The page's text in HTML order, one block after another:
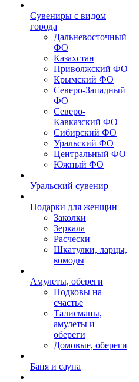
Сувениры с видом
города
Дальневосточный
ФО
Казахстан
Приволжский ФО
Крымский ФО
Северо-Западный
ФО
Северо-
Кавказский ФО
Сибирский ФО
Уральский ФО
Центральный ФО
Южный ФО
Уральский сувенир
Подарки для женщин
Заколки
Зеркала
Расчески
Шкатулки, ларцы,
комоды
Амулеты, обереги
Подковы на
счастье
Талисманы,
амулеты и
обереги
Домовые, обереги
Баня и сауна